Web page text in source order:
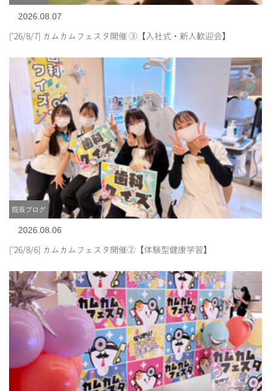
2026.08.07
[’26/8/7] カムカムフェスタ開催 ③【入社式・新人歓迎会】
院長ブログ
2026.08.06
[’26/8/6] カムカムフェスタ開催②【体験型健康学習】